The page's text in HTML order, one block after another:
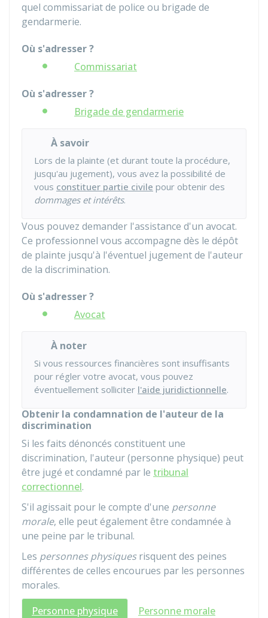
quel commissariat de police ou brigade de
gendarmerie.
Où s'adresser ?
Commissariat
Où s'adresser ?
Brigade de gendarmerie
À savoir
Lors de la plainte (et durant toute la procédure,
jusqu'au jugement), vous avez la possibilité de
vous constituer partie civile pour obtenir des
dommages et intérêts.
Vous pouvez demander l'assistance d'un avocat.
Ce professionnel vous accompagne dès le dépôt
de plainte jusqu'à l'éventuel jugement de l'auteur
de la discrimination.
Où s'adresser ?
Avocat
À noter
Si vous ressources financières sont insuffisants
pour régler votre avocat, vous pouvez
éventuellement solliciter l'aide juridictionnelle.
Obtenir la condamnation de l'auteur de la
discrimination
Si les faits dénoncés constituent une
discrimination, l'auteur (personne physique) peut
être jugé et condamné par le tribunal
correctionnel.
S'il agissait pour le compte d'une personne
morale, elle peut également être condamnée à
une peine par le tribunal.
Les personnes physiquesrisquent des peines
différentes de celles encourues par les personnes
morales.
Personne physique
Personne morale